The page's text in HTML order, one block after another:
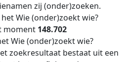
zij (onder)zoeken.
Wie (onder)zoekt wie?
moment 148.702
Wie (onder)zoekt wie?
zoekresultaat bestaat uit een